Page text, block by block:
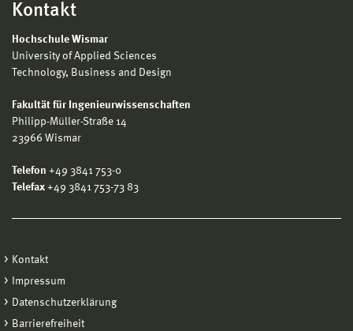
Kontakt
Hochschule Wismar
University of Applied Sciences
Technology, Business and Design
Fakultät für Ingenieurwissenschaften
Philipp-Müller-Straße 14
23966 Wismar
Telefon +49 3841 753-0
Telefax +49 3841 753-73 83
Kontakt
Impressum
Datenschutzerklärung
Barrierefreiheit